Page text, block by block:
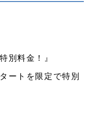
別料金！』
ートを限定で特別